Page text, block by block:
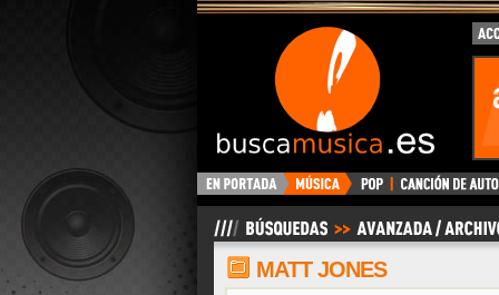
BuscaMusica.es
MATT JONES